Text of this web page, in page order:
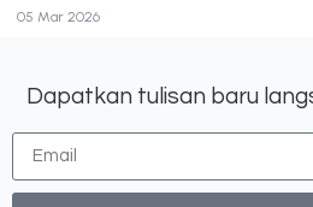
05 Mar 2026
Dapatkan tulisan baru